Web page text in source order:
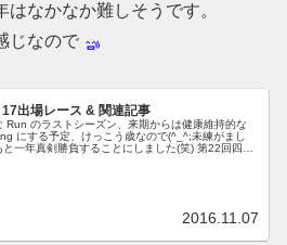
なかなか難しそうです。
じなので
出場レース & 関連記事
Run のラストシーズン、来期からは健康維持的な
にする予定、けっこう歳なので(^_^;未練がまし
と一年真剣勝負することにしました(笑) 第22回四万
2016.11.07